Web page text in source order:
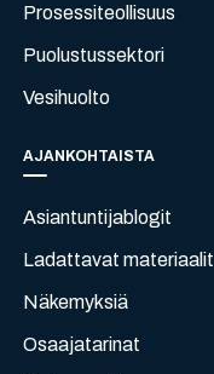
Prosessiteollisuus
Puolustussektori
Vesihuolto
AJANKOHTAISTA
Asiantuntijablogit
Ladattavat materiaalit
Näkemyksiä
Osaajatarinat